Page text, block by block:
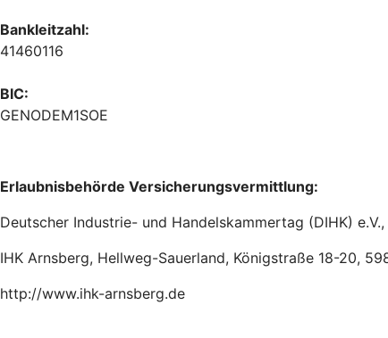
Bankleitzahl:
41460116
BIC:
GENODEM1SOE
Erlaubnisbehörde Versicherungsvermittlung:
Deutscher Industrie- und Handelskammertag (DIHK)
IHK Arnsberg, Hellweg-Sauerland, Königstraße 18-20,
http://www.ihk-arnsberg.de